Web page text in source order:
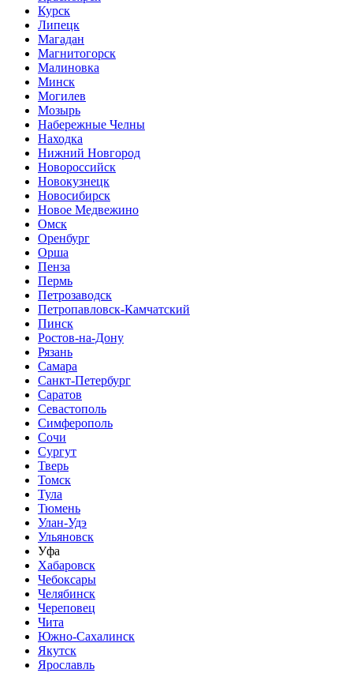
Курск
Липецк
Магадан
Магнитогорск
Малиновка
Минск
Могилев
Мозырь
Набережные Челны
Находка
Нижний Новгород
Новороссийск
Новокузнецк
Новосибирск
Новое Медвежино
Омск
Оренбург
Орша
Пенза
Пермь
Петрозаводск
Петропавловск-Камчатский
Пинск
Ростов-на-Дону
Рязань
Самара
Санкт-Петербург
Саратов
Севастополь
Симферополь
Сочи
Сургут
Тверь
Томск
Тула
Тюмень
Улан-Удэ
Ульяновск
Уфа
Хабаровск
Чебоксары
Челябинск
Череповец
Чита
Южно-Сахалинск
Якутск
Ярославль